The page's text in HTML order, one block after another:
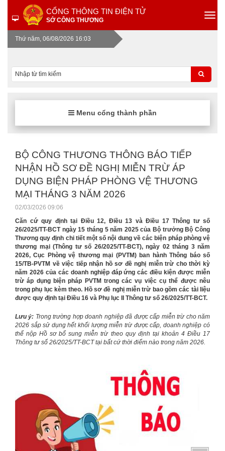
CỔNG THÔNG TIN ĐIỆN TỬ
SỞ CÔNG THƯƠNG
Thứ năm, 06/08/2026 16:03
Menu cổng thành phần
BỘ CÔNG THƯƠNG THÔNG BÁO TIẾP
NHẬN HỒ SƠ ĐỀ NGHỊ MIỄN TRỪ ÁP
DỤNG BIỆN PHÁP PHÒNG VỆ THƯƠNG
MẠI THÁNG 3 NĂM 2026
02/03/2026 09:06
Căn cứ quy định tại Điều 12, Điều 13 và Điều 17 Thông tư số
26/2025/TT-BCT ngày 15 tháng 5 năm 2025 của Bộ trưởng Bộ Công
Thương quy định chi tiết một số nội dung về các biện pháp phòng vệ
thương mại (Thông tư số 26/2025/TT-BCT), ngày 02 tháng 3 năm
2026, Cục Phòng vệ thương mại (PVTM) ban hành Thông báo số
15/TB-PVTM về việc tiếp nhận hồ sơ đề nghị miễn trừ cho thời kỳ
năm 2026 của các doanh nghiệp đáp ứng các điều kiện được miễn
trừ áp dụng biện pháp PVTM trong các vụ việc cụ thể được nêu
trong phụ lục kèm theo. Hồ sơ đề nghị miễn trừ bao gồm các tài liệu
được quy định tại Điều 16 và Phụ lục II Thông tư số 26/2025/TT-BCT.
Lưu ý: Trong trường hợp doanh nghiệp đã được cấp miễn trừ cho năm
2026 sắp sử dụng hết khối lượng miễn trừ được cấp, doanh nghiệp có
thể nộp Hồ sơ bổ sung miễn trừ theo quy định tại khoản 4 Điều 17
Thông tư số 26/2025/TT-BCT tại bất cứ thời điểm nào trong năm 2026.